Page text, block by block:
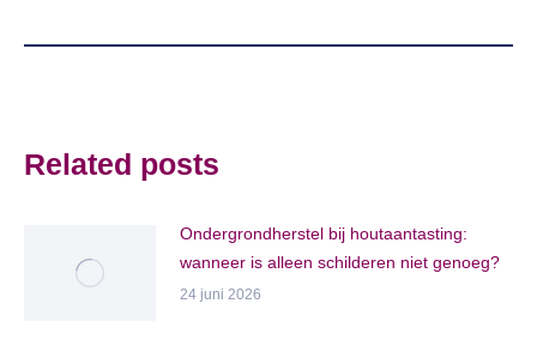
Related posts
Ondergrondherstel bij houtaantasting:
wanneer is alleen schilderen niet genoeg?
24 juni 2026